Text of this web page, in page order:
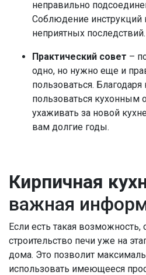
неправильно
Соблюдение инструкций
неприятных последствий.
Практический совет –
одно, но нужно еще и
пользоваться.
пользоваться кухонным
ухаживать за новой
вам долгие годы.
Кирпичная
важная
Если есть такая возможность,
строительство печи уже на
дома. Это позволит
использовать имеющееся